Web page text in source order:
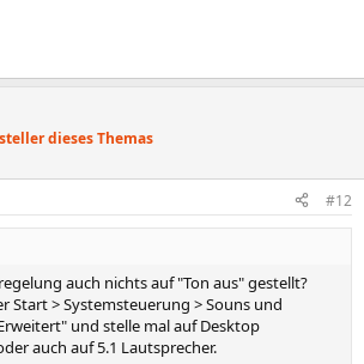
dieses Themas
#12
auch nichts auf "Ton aus" gestellt?
Start > Systemsteuerung > Souns und
und stelle mal auf Desktop
auch auf 5.1 Lautsprecher.